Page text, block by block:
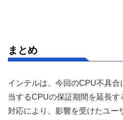
まとめ
インテルは、今回のCPU不具
当するCPUの保証期間を延長
対応により、影響を受けたユー